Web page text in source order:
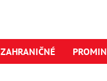
ZAHRANIČNÉ